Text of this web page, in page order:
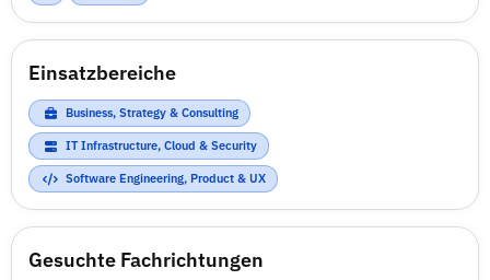
Einsatzbereiche
Business, Strategy & Consulting
IT Infrastructure, Cloud & Security
Software Engineering, Product & UX
Gesuchte Fachrichtungen